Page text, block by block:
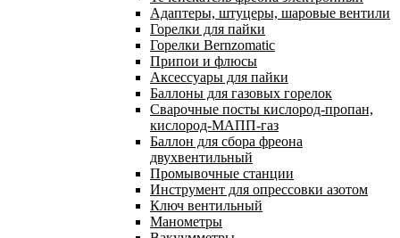
Адаптеры, штуцеры, шаровые вентили
Горелки для пайки
Горелки Bernzomatic
Припои и флюсы
Аксессуары для пайки
Баллоны для газовых горелок
Сварочные посты кислород-пропан,
кислород-МАПП-газ
Баллон для сбора фреона
двухвентильный
Промывочные станции
Инструмент для опрессовки азотом
Ключ вентильный
Манометры